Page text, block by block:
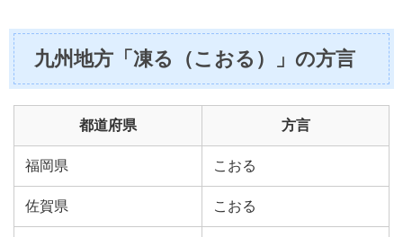
九州地方「凍る（こおる）」の方言
都道府県 方言
福岡県 こおる
佐賀県 こおる